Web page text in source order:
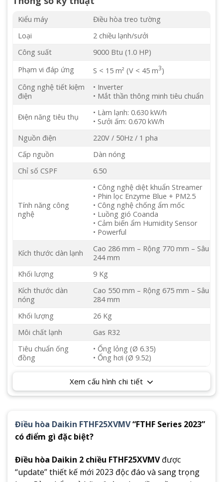
Điều hòa Daikin FTHF25XVMV“FTHF Series 2023”
có điểm gì đặc biệt?
Điều hòa Daikin 2 chiều FTHF25XVMVđược
“update” thiết kế mới 2023 độc đáo và sang trọng
Kiểu máy
Điều hòa treo tường
Loại
2 chiều lạnh/sưởi
Công suất
9000 Btu (1.0 HP)
Phạm vi đáp ứng
S < 15 m² (V < 45 m3)
Công nghệ tiết kiệm
điện
• Inverter
• Mắt thần thông minh tiêu chuẩn
Điện năng tiêu thụ
• Làm lạnh: 0.630 kW/h
• Sưởi ấm: 0.670 kW/h
Nguồn điện
220V / 50Hz / 1 pha
Cấp nguồn
Dàn nóng
Chỉ số CSPF
6.50
Tính năng công
nghệ
• Công nghệ diệt khuẩn Streamer
• Phin lọc Enzyme Blue + PM2.5
• Công nghệ chống ẩm mốc
• Luồng gió Coanda
• Cảm biến ẩm Humidity Sensor
• Powerful
Kích thước dàn lạnh
Cao 286 mm – Rộng 770 mm – Sâu
244 mm
Khối lượng
9 Kg
Kích thước dàn
nóng
Cao 550 mm – Rộng 675 mm – Sâu
284 mm
Khối lượng
26 Kg
Môi chất lạnh
Gas R32
Tiêu chuẩn ống
đồng
• Ống lỏng (Ø 6.35)
• Ống hơi (Ø 9.52)
Xem cấu hình chi tiết